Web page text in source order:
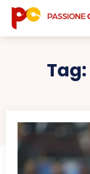
Tag: